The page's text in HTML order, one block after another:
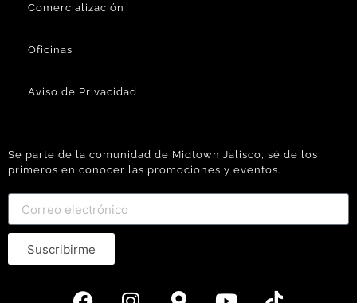
Comercialización
Oficinas
Aviso de Privacidad
Se parte de la comunidad de Midtown Jalisco, sé de los
primeros en conocer las promociones y eventos.
Suscribirme